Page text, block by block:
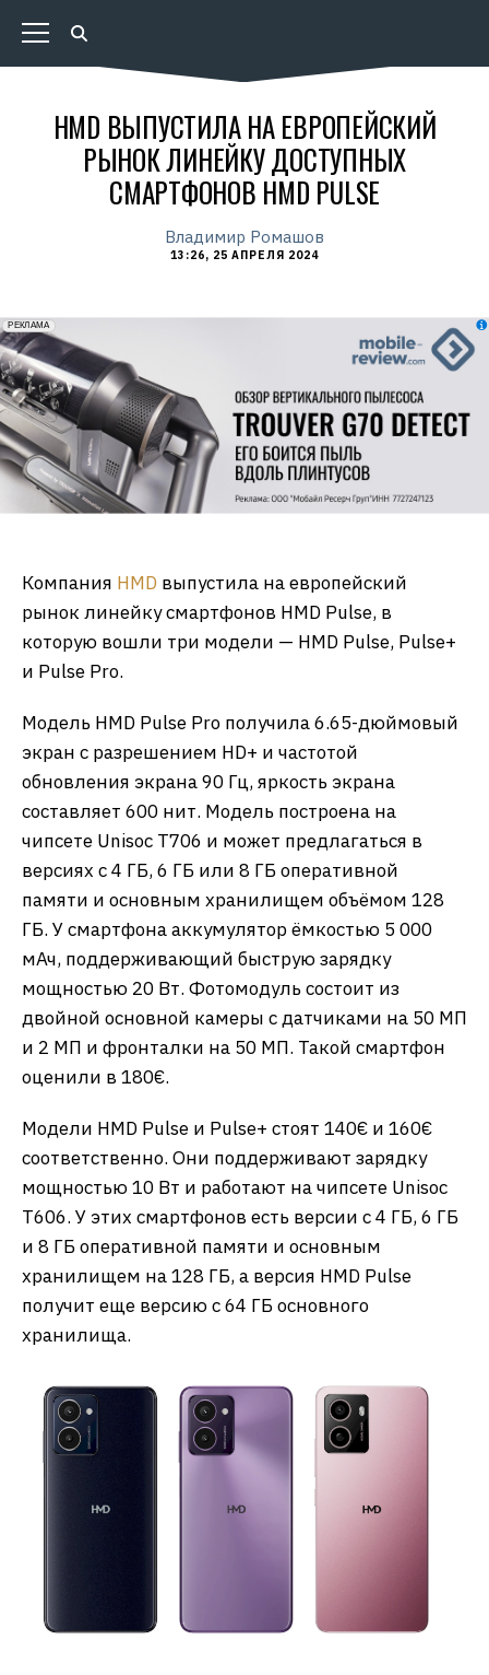
HMD ВЫПУСТИЛА НА ЕВРОПЕЙСКИЙ
РЫНОК ЛИНЕЙКУ ДОСТУПНЫХ
СМАРТФОНОВ HMD PULSE
Владимир Ромашов
13:26, 25 АПРЕЛЯ 2024
erid: 2VfnxxmNzs5
РЕКЛАМА
Компания HMD выпустила на европейский
рынок линейку смартфонов HMD Pulse, в
которую вошли три модели — HMD Pulse, Pulse+
и Pulse Pro.
Модель HMD Pulse Pro получила 6.65-дюймовый
экран с разрешением HD+ и частотой
обновления экрана 90 Гц, яркость экрана
составляет 600 нит. Модель построена на
чипсете Unisoc T706 и может предлагаться в
версиях с 4 ГБ, 6 ГБ или 8 ГБ оперативной
памяти и основным хранилищем объёмом 128
ГБ. У смартфона аккумулятор ёмкостью 5 000
мАч, поддерживающий быструю зарядку
мощностью 20 Вт. Фотомодуль состоит из
двойной основной камеры с датчиками на 50 МП
и 2 МП и фронталки на 50 МП. Такой смартфон
оценили в 180€.
Модели HMD Pulse и Pulse+ стоят 140€ и 160€
соответственно. Они поддерживают зарядку
мощностью 10 Вт и работают на чипсете Unisoc
T606. У этих смартфонов есть версии с 4 ГБ, 6 ГБ
и 8 ГБ оперативной памяти и основным
хранилищем на 128 ГБ, а версия HMD Pulse
получит еще версию с 64 ГБ основного
хранилища.